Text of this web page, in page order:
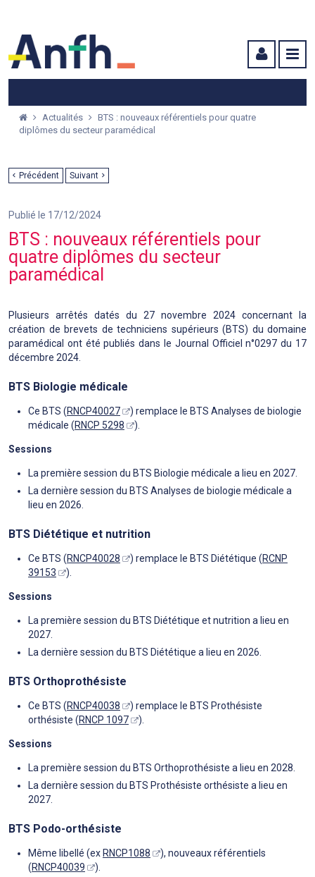
Actualités
BTS : nouveaux référentiels pour quatre
diplômes du secteur paramédical
Précédent Suivant
Publié le 17/12/2024
BTS : nouveaux référentiels pour
quatre diplômes du secteur
paramédical
Plusieurs arrêtés datés du 27 novembre 2024 concernant la
création de brevets de techniciens supérieurs (BTS) du domaine
paramédical ont été publiés dans le Journal Officiel n°0297 du 17
décembre 2024.
BTS Biologie médicale
Ce BTS (RNCP40027
) remplace le BTS Analyses de biologie
médicale (RNCP 5298 ).
Sessions
La première session du BTS Biologie médicale a lieu en 2027.
La dernière session du BTS Analyses de biologie médicale a
lieu en 2026.
BTS Diététique et nutrition
Ce BTS (RNCP40028 ) remplace le BTS Diététique (RCNP
39153
).
Sessions
La première session du BTS Diététique et nutrition a lieu en
2027.
La dernière session du BTS Diététique a lieu en 2026.
BTS Orthoprothésiste
Ce BTS (RNCP40038
) remplace le BTS Prothésiste
orthésiste (RNCP 1097 ).
Sessions
La première session du BTS Orthoprothésiste a lieu en 2028.
La dernière session du BTS Prothésiste orthésiste a lieu en
2027.
BTS Podo-orthésiste
Même libellé (exRNCP1088
), nouveaux référentiels
(RNCP40039 ).